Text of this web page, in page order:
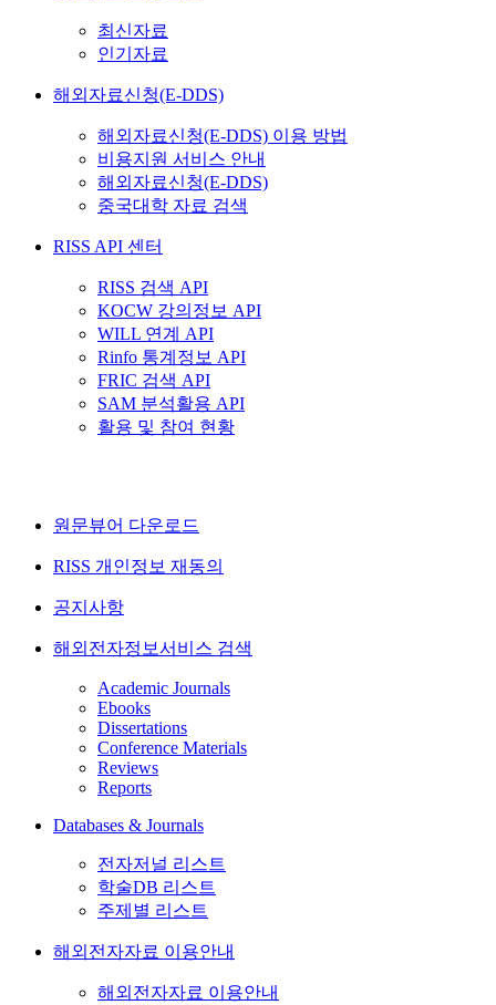
최신자료
인기자료
해외자료신청(E-DDS)
해외자료신청(E-DDS) 이용 방법
비용지원 서비스 안내
해외자료신청(E-DDS)
중국대학 자료 검색
RISS API 센터
RISS 검색 API
KOCW 강의정보 API
WILL 연계 API
Rinfo 통계정보 API
FRIC 검색 API
SAM 분석활용 API
활용 및 참여 현황
원문뷰어 다운로드
RISS 개인정보 재동의
공지사항
해외전자정보서비스 검색
Academic Journals
Ebooks
Dissertations
Conference Materials
Reviews
Reports
Databases & Journals
전자저널 리스트
학술DB 리스트
주제별 리스트
해외전자자료 이용안내
해외전자자료 이용안내